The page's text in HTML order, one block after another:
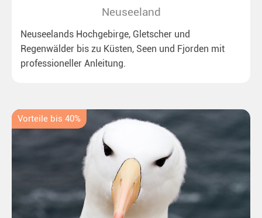
Neuseeland
Neuseelands Hochgebirge, Gletscher und
Regenwälder bis zu Küsten, Seen und Fjorden mit
professioneller Anleitung.
Vorteile bis 40%